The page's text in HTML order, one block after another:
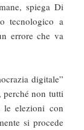
spiega Di
tecnologico a
errore che va
digitale”
perché non tutti
le elezioni con
si procede